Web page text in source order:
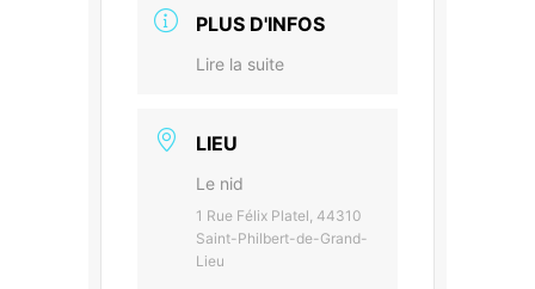
PLUS D'INFOS
Lire la suite
LIEU
Le nid
1 Rue Félix Platel, 44310
Saint-Philbert-de-Grand-
Lieu